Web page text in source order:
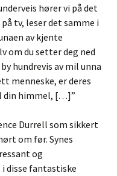
hører vi på det
tv, leser det samme i
av kjente
om du setter deg ned
hundrevis av mil unna
menneske, er deres
din himmel, […]”
Durrell som sikkert
om før. Synes
og
i disse fantastiske